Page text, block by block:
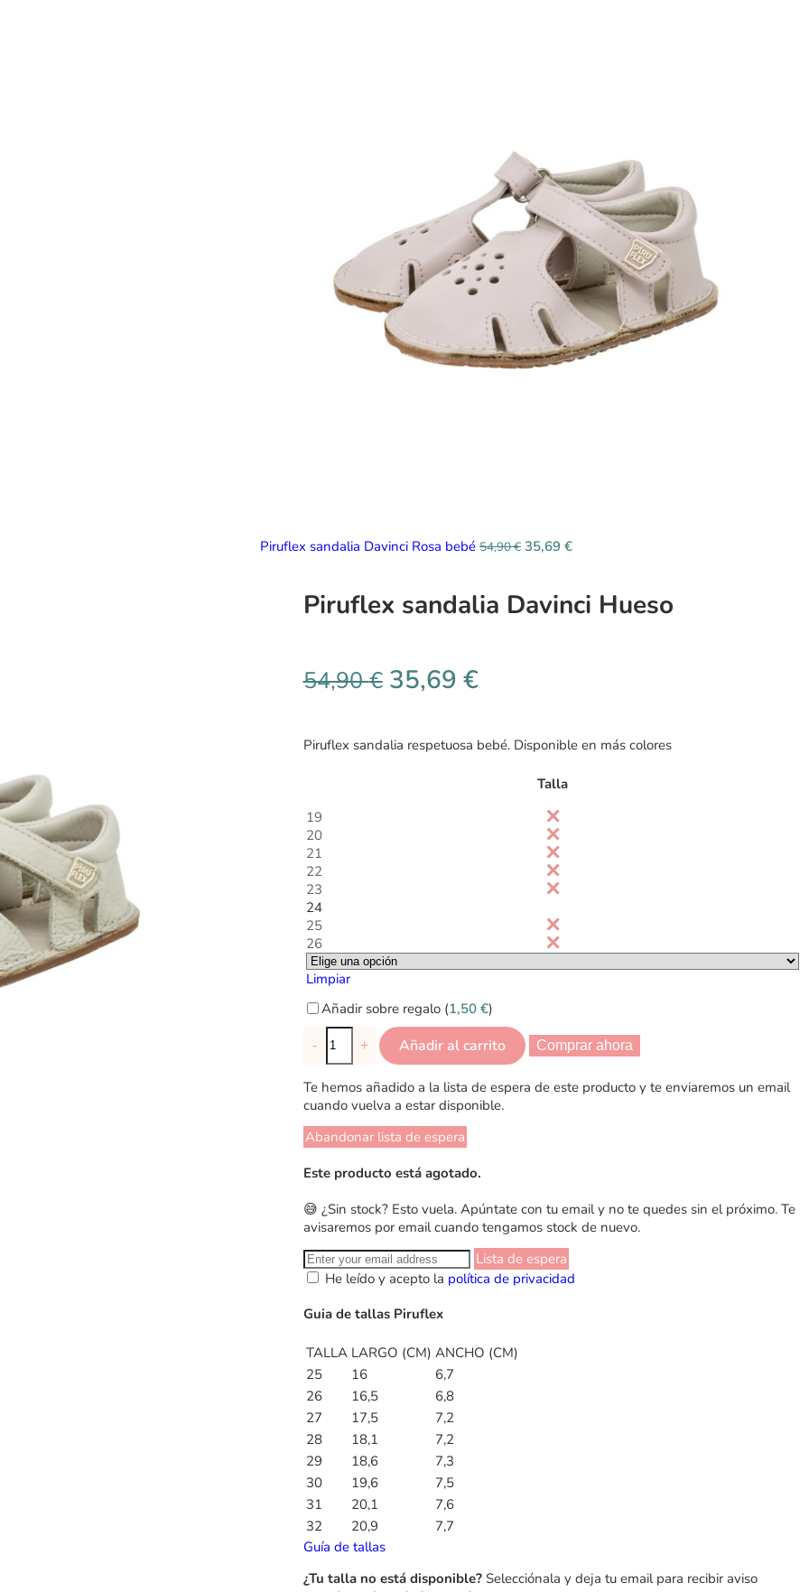
Piruflex sandalia Davinci Rosa bebé 54,90€ 35,69 €
Piruflex sandalia Davinci Hueso
54,90€ 35,69 €
Piruflex sandalia respetuosa bebé. Disponible en más colores
Talla
19
20
21
22
23
24
25
26
Limpiar
Añadir sobre regalo (1,50 €)
- + Añadir al carrito Comprar ahora
Te hemos añadido a la lista de espera de este producto y te enviaremos un email
cuando vuelva a estar disponible.
Abandonar lista de espera
Este producto está agotado.
😅 ¿Sin stock? Esto vuela. Apúntate con tu email y no te quedes sin el próximo. Te
avisaremos por email cuando tengamos stock de nuevo.
Lista de espera
He leído y acepto la política de privacidad
Guia de tallas Piruflex
TALLA LARGO (CM) ANCHO (CM)
25
16
6,7
26
16,5
6,8
27
17,5
7,2
28
18,1
7,2
29
18,6
7,3
30
19,6
7,5
31
20,1
7,6
32
20,9
7,7
Guía de tallas
¿Tu talla no está disponible?Selecciónala y deja tu email para recibir aviso